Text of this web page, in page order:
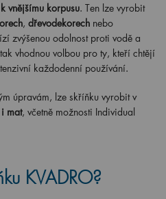
vnějšímu korpusu. Ten lze vyrobit
, dřevodekorech nebo
zvýšenou odolnost proti vodě a
vhodnou volbou pro ty, kteří chtějí
každodenní používání.
úpravám, lze skříňku vyrobit v
mat, včetně možnosti Individual
KVADRO?